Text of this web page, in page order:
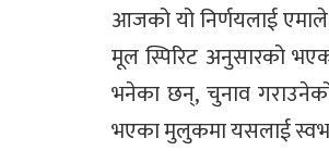
आजको यो निर्णयलाई
मूल स्पिरिट अनुसारको
भनेका छन्, चुनाव
भएका मुलुकमा यसलाई